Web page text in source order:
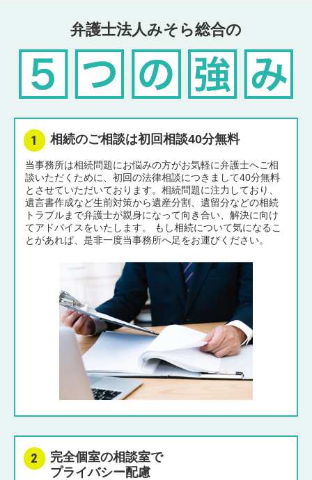
弁護士法人みそら総合の
相続のご相談は初回相談40分無料
当事務所は相続問題にお悩みの方がお気軽に弁護士へご相
談いただくために、初回の法律相談につきまして40分無料
とさせていただいております。相続問題に注力しており、
遺言書作成など生前対策から遺産分割、遺留分などの相続
トラブルまで弁護士が親身になって向き合い、解決に向け
てアドバイスをいたします。 もし相続について気になるこ
とがあれば、是非一度当事務所へ足をお運びください。
完全個室の相談室で
プライバシー配慮